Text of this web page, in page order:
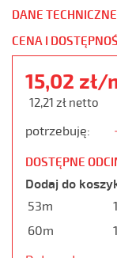
DANE TECHNICZNE
CENA I
15,02 zł/
12,21 zł netto
potrzebuję:
DOSTĘPNE
Dodaj do
53m
60m